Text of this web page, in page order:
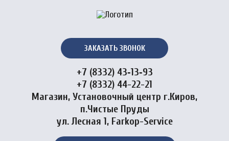
ЗАКАЗАТЬ ЗВОНОК
+7 (8332) 43‑13‑93
+7 (8332) 44-22-21
Магазин, Установочный центр г.Киров,
п.Чистые Пруды
ул. Лесная 1, Farkop-Service